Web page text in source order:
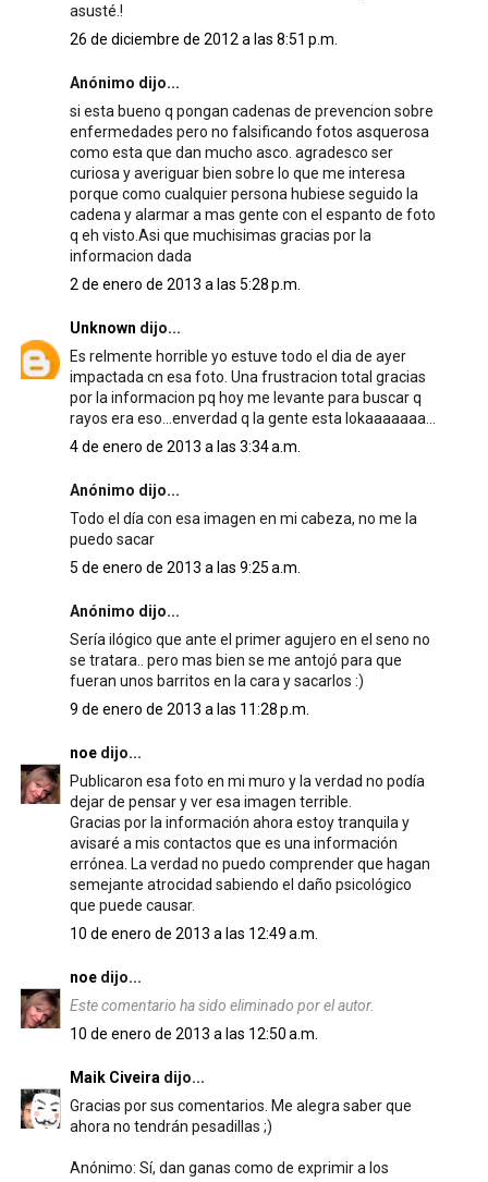
asusté.!
26 de diciembre de 2012 a las 8:51 p.m.
Anónimo dijo...
si esta bueno q pongan cadenas de prevencion sobre
enfermedades pero no falsificando fotos asquerosa
como esta que dan mucho asco. agradesco ser
curiosa y averiguar bien sobre lo que me interesa
porque como cualquier persona hubiese seguido la
cadena y alarmar a mas gente con el espanto de foto
q eh visto.Asi que muchisimas gracias por la
informacion dada
2 de enero de 2013 a las 5:28 p.m.
Unknown dijo...
Es relmente horrible yo estuve todo el dia de ayer
impactada cn esa foto. Una frustracion total gracias
por la informacion pq hoy me levante para buscar q
rayos era eso...enverdad q la gente esta lokaaaaaaa...
4 de enero de 2013 a las 3:34 a.m.
Anónimo dijo...
Todo el día con esa imagen en mi cabeza, no me la
puedo sacar
5 de enero de 2013 a las 9:25 a.m.
Anónimo dijo...
Sería ilógico que ante el primer agujero en el seno no
se tratara.. pero mas bien se me antojó para que
fueran unos barritos en la cara y sacarlos :)
9 de enero de 2013 a las 11:28 p.m.
noedijo...
Publicaron esa foto en mi muro y la verdad no podía
dejar de pensar y ver esa imagen terrible.
Gracias por la información ahora estoy tranquila y
avisaré a mis contactos que es una información
errónea. La verdad no puedo comprender que hagan
semejante atrocidad sabiendo el daño psicológico
que puede causar.
10 de enero de 2013 a las 12:49 a.m.
noedijo...
Este comentario ha sido eliminado por el autor.
10 de enero de 2013 a las 12:50 a.m.
Maik Civeira dijo...
Gracias por sus comentarios. Me alegra saber que
ahora no tendrán pesadillas ;)
Anónimo: Sí, dan ganas como de exprimir a los